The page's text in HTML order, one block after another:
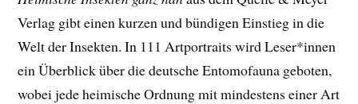
Verlag gibt einen kurzen und bündigen Einstieg in die
Welt der Insekten. In 111 Artportraits wird Leser*innen
ein Überblick über die deutsche Entomofauna geboten,
wobei jede heimische Ordnung mit mindestens einer Art